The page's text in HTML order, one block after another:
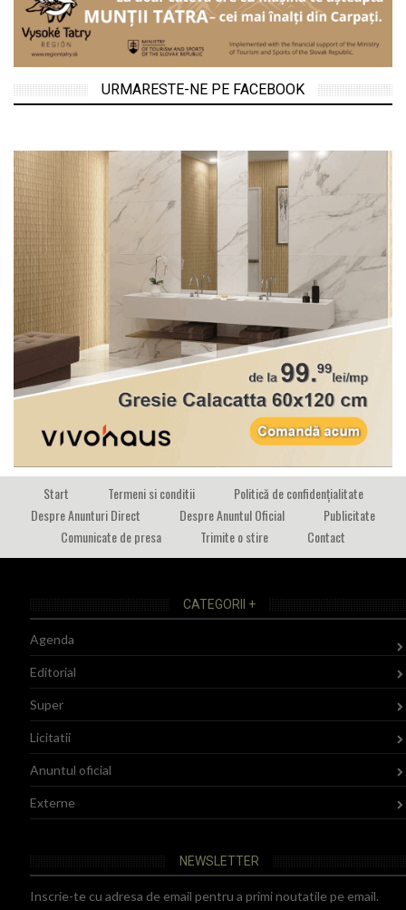
URMARESTE-NE PE FACEBOOK
Start Termeni si conditii
Politică de confidențialitate
Despre Anunturi Direct
Despre Anuntul Oficial
Publicitate
Comunicate de presa
Trimite o stire Contact
CATEGORII +
Agenda
Editorial
Super
Licitatii
Anuntul oficial
Externe
NEWSLETTER
Inscrie-te cu adresa de email pentru a primi noutatile pe email.